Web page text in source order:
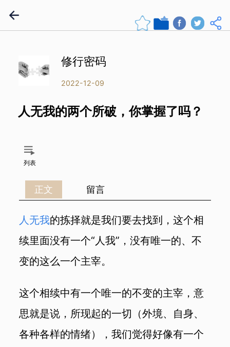
修行密码
2022-12-09
人无我的两个所破，你掌握了吗？
列表
正文 留言
人无我的拣择就是我们要去找到，这个相
续里面没有一个“人我”，没有唯一的、不
变的这么一个主宰。
这个相续中有一个唯一的不变的主宰，意
思就是说，所现起的一切（外境、自身、
各种各样的情绪），我们觉得好像有一个